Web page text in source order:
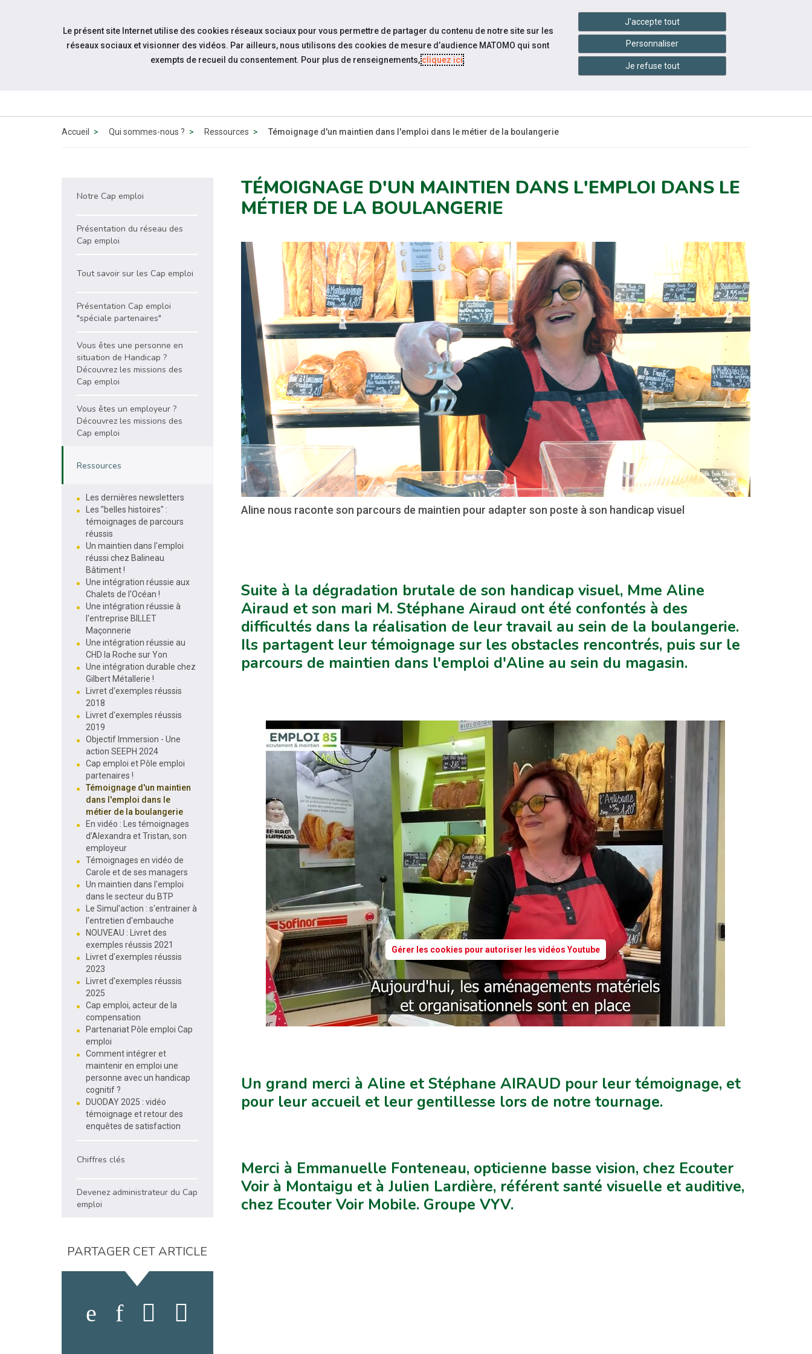
Aller au contenu
Accessibilité handshake Services en ligne
ESPACE
ESPACE
ÉVÉNEMENTS
PRATIQUES
Accueil Qui sommes-nous ? Ressources Témoignage d'un maintien dans l'emploi dans le métier de la boulangerie
TÉMOIGNAGE D'UN MAINTIEN DANS L'EMPLOI DANS LE
MÉTIER DE LA BOULANGERIE
Aline nous raconte son parcours de maintien pour adapter son poste à son handicap visuel
Suite à la dégradation brutale de son handicap visuel, Mme Aline
Airaud et son mari M. Stéphane Airaud ont été confontés à des
difficultés dans la réalisation de leur travail au sein de la boulangerie.
Ils partagent leur témoignage sur les obstacles rencontrés, puis sur le
parcours de maintien dans l'emploi d'Aline au sein du magasin.
Gérer les cookies pour autoriser les vidéos Youtube
Un grand merci à Aline et Stéphane AIRAUD pour leur témoignage, et
pour leur accueil et leur gentillesse lors de notre tournage.
Merci à Emmanuelle Fonteneau, opticienne basse vision, chez Ecouter
Voir à Montaigu et à Julien Lardière, référent santé visuelle et auditive,
chez Ecouter Voir Mobile. Groupe VYV.
Notre Cap emploi
Présentation du réseau des
Cap emploi
Tout savoir sur les Cap emploi
Présentation Cap emploi
"spéciale partenaires"
Vous êtes une personne en
situation de Handicap ?
Découvrez les missions des
Cap emploi
Vous êtes un employeur ?
Découvrez les missions des
Cap emploi
Ressources
Les dernières newsletters
Les "belles histoires" :
témoignages de parcours
réussis
Un maintien dans l'emploi
réussi chez Balineau
Bâtiment !
Une intégration réussie aux
Chalets de l'Océan !
Une intégration réussie à
l'entreprise BILLET
Maçonnerie
Une intégration réussie au
CHD la Roche sur Yon
Une intégration durable chez
Gilbert Métallerie !
Livret d'exemples réussis
2018
Livret d'exemples réussis
2019
Objectif Immersion - Une
action SEEPH 2024
Cap emploi et Pôle emploi
partenaires !
Témoignage d'un maintien
dans l'emploi dans le
métier de la boulangerie
En vidéo : Les témoignages
d’Alexandra et Tristan, son
employeur
Témoignages en vidéo de
Carole et de ses managers
Un maintien dans l'emploi
dans le secteur du BTP
Le Simul'action : s'entrainer à
l'entretien d'embauche
NOUVEAU : Livret des
exemples réussis 2021
Livret d'exemples réussis
2023
Livret d'exemples réussis
2025
Cap emploi, acteur de la
compensation
Partenariat Pôle emploi Cap
emploi
Comment intégrer et
maintenir en emploi une
personne avec un handicap
cognitif ?
DUODAY 2025 : vidéo
témoignage et retour des
enquêtes de satisfaction
Chiffres clés
Devenez administrateur du Cap
emploi
PARTAGER CET ARTICLE
Le présent site Internet utilise des cookies réseaux sociaux pour vous permettre de partager du contenu de notre site sur les
réseaux sociaux et visionner des vidéos. Par ailleurs, nous utilisons des cookies de mesure d’audience MATOMO qui sont
exempts de recueil du consentement. Pour plus de renseignements,cliquez ici.
J'accepte tout
Personnaliser
Je refuse tout